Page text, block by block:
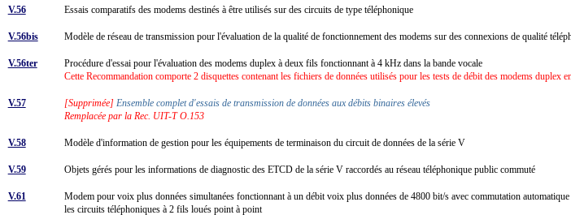
V.56 Essais comparatifs des modems destinés à être utilisés sur des circuits de type téléphonique
V.56bis Modèle de réseau de transmission pour l'évaluation de la qualité de fonctionnement des modems sur des connexions de qualité
V.56ter
Procédure d'essai pour l'évaluation des modems duplex à deux fils fonctionnant à 4 kHz dans la bande vocale
Cette Recommandation comporte 2 disquettes contenant les fichiers de données utilisés pour les tests de débit des modems duplex
V.57 [Supprimée] Ensemble complet d'essais de transmission de données aux débits binaires élevés
Remplacée par la Rec. UIT-T O.153
V.58 Modèle d'information de gestion pour les équipements de terminaison du circuit de données de la série V
V.59 Objets gérés pour les informations de diagnostic des ETCD de la série V raccordés au réseau téléphonique public commuté
V.61
Modem pour voix plus données simultanées fonctionnant à un débit voix plus données de 4800 bit/s avec commutation
les circuits téléphoniques à 2 fils loués point à point